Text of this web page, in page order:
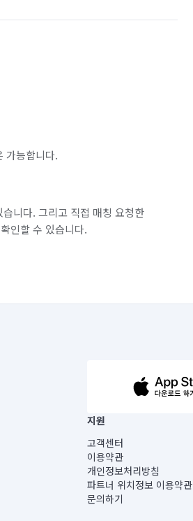
가능합니다.
니다. 그리고 직접 매칭 요청한
인할 수 있습니다.
지원
고객센터
이용약관
개인정보처리방침
파트너 위치정보 이용약관
문의하기